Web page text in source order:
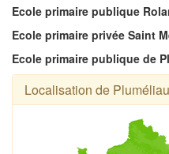
Ecole primaire publique
Ecole primaire privée Saint
Ecole primaire publique de
Localisation de